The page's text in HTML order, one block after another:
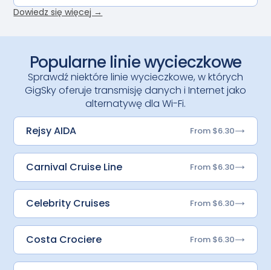
Dowiedz się więcej →
Popularne linie wycieczkowe
Sprawdź niektóre linie wycieczkowe, w których
GigSky oferuje transmisję danych i Internet jako
alternatywę dla Wi-Fi.
Rejsy AIDA
From $6.30
Carnival Cruise Line From $6.30
Celebrity Cruises From $6.30
Costa Crociere From $6.30